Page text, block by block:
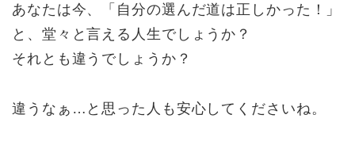
あなたは今、「自分の選んだ道は正しかった！」
と、堂々と言える人生でしょうか？
それとも違うでしょうか？
違うなぁ…と思った人も安心してくださいね。